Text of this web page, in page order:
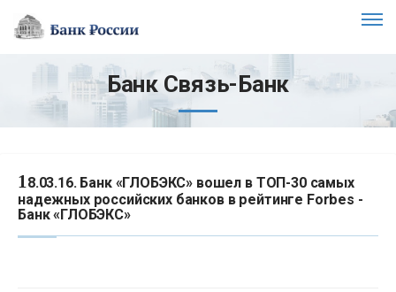
Банк Связь-Банк
1 8.03.16. Банк «ГЛОБЭКС» вошел в ТОП-30 самых
надежных российских банков в рейтинге Forbes -
Банк «ГЛОБЭКС»